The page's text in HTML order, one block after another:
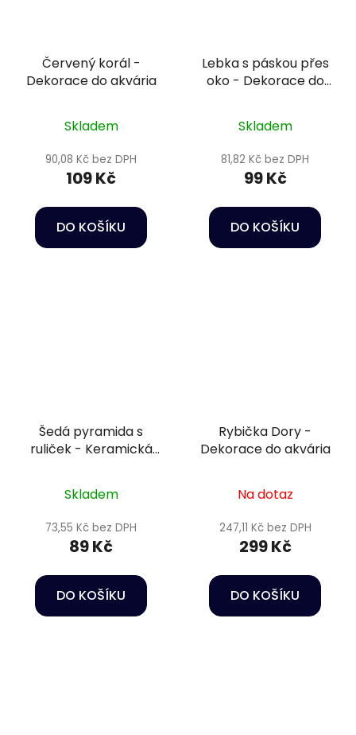
Červený korál -
Dekorace do akvária
Skladem
90,08 Kč bez DPH
109 Kč
DO KOŠÍKU
Lebka s páskou přes
oko - Dekorace do
Skladem
81,82 Kč bez DPH
99 Kč
DO KOŠÍKU
Šedá pyramida s
ruliček - Keramická
Skladem
73,55 Kč bez DPH
89 Kč
DO KOŠÍKU
Rybička Dory -
Dekorace do akvária
Na dotaz
247,11 Kč bez DPH
299 Kč
DO KOŠÍKU